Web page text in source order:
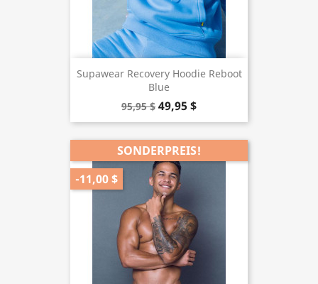
Supawear Recovery Hoodie Reboot
Blue
95,95 $ 49,95 $
SONDERPREIS!
-11,00 $